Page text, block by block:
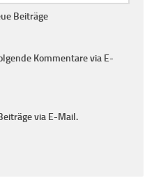
Beiträge
Kommentare via E-
via E-Mail.